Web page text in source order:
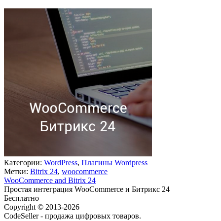
Категории: WordPress, Плагины Wordpress
Метки: Bitrix 24, woocommerce
WooCommerce and Bitrix 24
Простая интеграция WooCommerce и Битрикс 24
Бесплатно
Copyright © 2013-2026
CodeSeller - продажа цифровых товаров.